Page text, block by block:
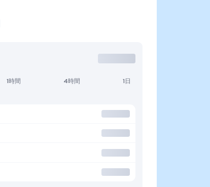
1時間 4時間 1日